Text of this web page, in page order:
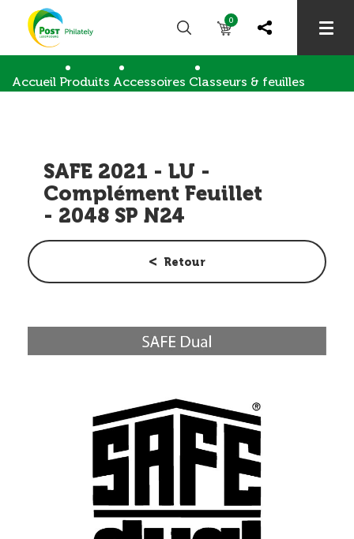
0
Accueil Produits Accessoires Classeurs & feuilles
SAFE 2021 - LU -
Complément Feuillet
- 2048 SP N24
Retour